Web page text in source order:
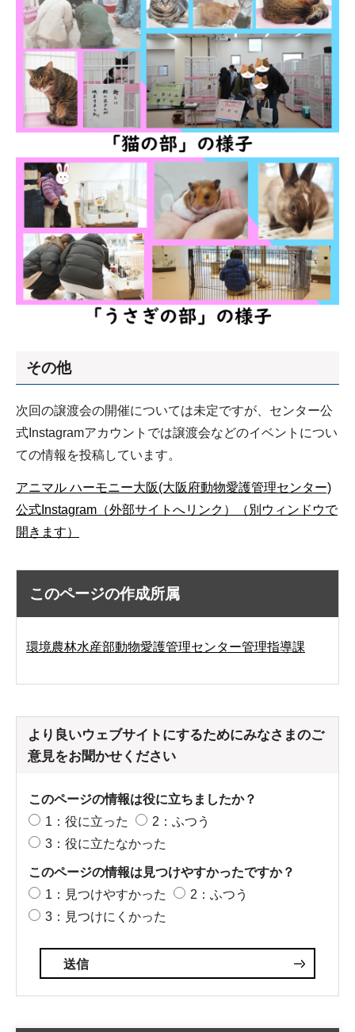
その他
次回の譲渡会の開催については未定ですが、センター公
式Instagramアカウントでは譲渡会などのイベントについ
ての情報を投稿しています。
アニマル ハーモニー大阪(大阪府動物愛護管理センター)
公式Instagram（外部サイトへリンク）（別ウィンドウで
開きます）
このページの作成所属
環境農林水産部動物愛護管理センター管理指導課
より良いウェブサイトにするためにみなさまのご
意見をお聞かせください
このページの情報は役に立ちましたか？
1：役に立った
2：ふつう
3：役に立たなかった
このページの情報は見つけやすかったですか？
1：見つけやすかった
2：ふつう
3：見つけにくかった